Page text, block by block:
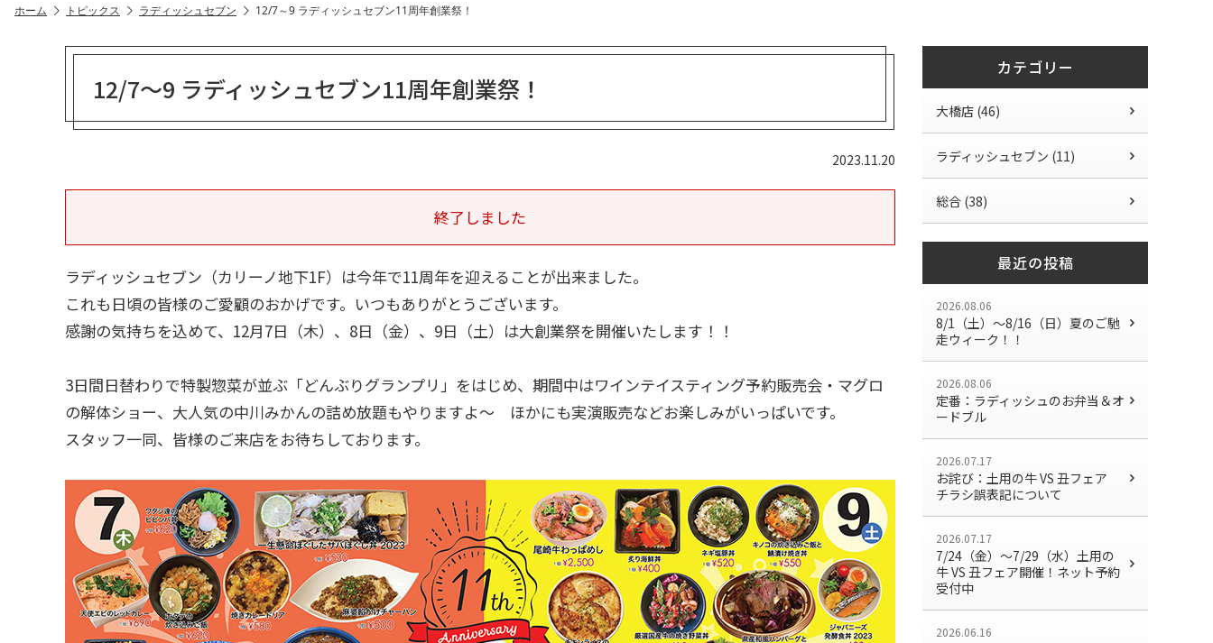
ホーム トピックス ラディッシュセブン 12/7～9 ラディッシュセブン11周年創業祭！
12/7～9 ラディッシュセブン11周年創業祭！
2023.11.20
終了しました
ラディッシュセブン（カリーノ地下1F）は今年で11周年を迎えることが出来ました。
これも日頃の皆様のご愛顧のおかげです。いつもありがとうございます。
感謝の気持ちを込めて、12月7日（木）、8日（金）、9日（土）は大創業祭を開催いたします！！
3日間日替わりで特製惣菜が並ぶ「どんぶりグランプリ」をはじめ、期間中はワインテイスティング予約販売会・マグロ
の解体ショー、大人気の中川みかんの詰め放題もやりますよ～ ほかにも実演販売などお楽しみがいっぱいです。
スタッフ一同、皆様のご来店をお待ちしております。
カテゴリー
大橋店 (46)
ラディッシュセブン (11)
総合 (38)
最近の投稿
2026.08.06
8/1（土）〜8/16（日）夏のご馳
走ウィーク！！
2026.08.06
定番：ラディッシュのお弁当＆オ
ードブル
2026.07.17
お詫び：土用の牛 VS 丑フェア
チラシ誤表記について
2026.07.17
7/24（金）〜7/29（水）土用の
牛 VS 丑フェア開催！ネット予約
受付中
2026.06.16